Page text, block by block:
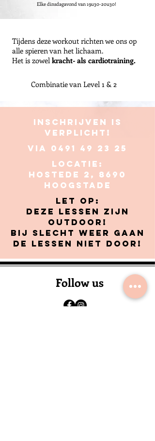
Elke dinsdagavond van 19u30-20u30!
Tijdens deze workout richten we ons op
alle spieren van het lichaam.
Het is zowel kracht- als cardiotraining.
Combinatie van Level 1 & 2
Inschrijven is
verplicht!
via 0491 49 23 25
Locatie:
Hostede 2, 8690
Hoogstade
Let op:
Deze lessen zijn
outdoor!
Bij slecht weer gaan
de lessen niet door!
Follow us